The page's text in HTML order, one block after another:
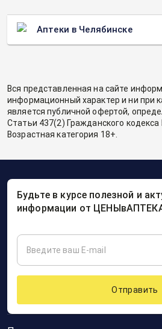
Аптеки в Челябинске
Вся представленная на сайте
информационный характер и ни при
является публичной офертой,
Статьи 437(2) Гражданского кодекса
Возрастная категория 18+.
Будьте в курсе полезной и
информации от
Отправить